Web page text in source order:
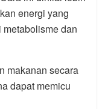
energi yang
dan
makanan secara
dapat memicu